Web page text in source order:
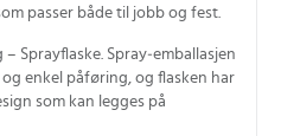
passer både til jobb og fest.
Sprayflaske. Spray‑emballasjen
enkel påføring, og flasken har
som kan legges på